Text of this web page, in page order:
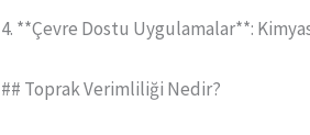
4. **Çevre Dostu Uygulamalar**:
## Toprak Verimliliği Nedir?